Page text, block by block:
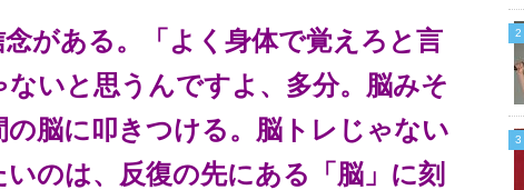
がある。「よく身体で覚えろと言
いと思うんですよ、多分。脳みそ
脳に叩きつける。脳トレじゃない
のは、反復の先にある「脳」に刻